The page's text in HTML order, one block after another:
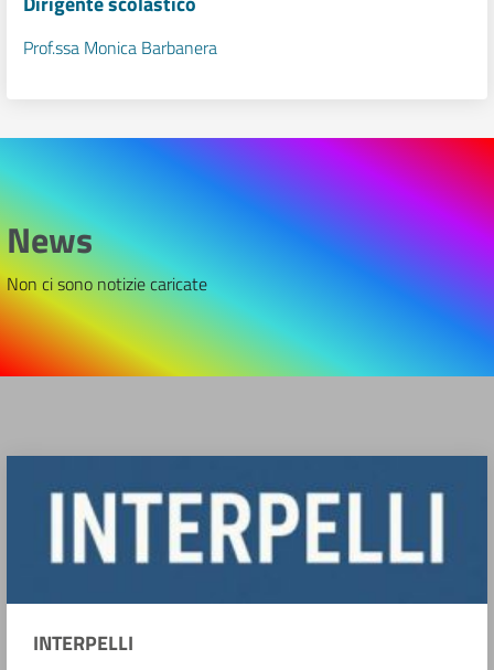
Prof.ssa Monica Barbanera
News
Non ci sono notizie caricate
INTERPELLI